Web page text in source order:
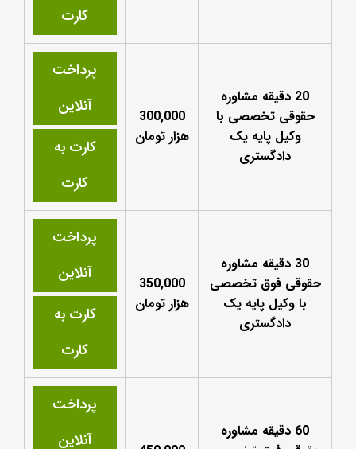
کارت
20 دقیقه مشاوره
حقوقی تخصصی با
وکیل پایه یک
دادگستری
300,000
هزار تومان
پرداخت
آنلاین
کارت به
کارت
30 دقیقه مشاوره
حقوقی فوق تخصصی
با وکیل پایه یک
دادگستری
350,000
هزار تومان
پرداخت
آنلاین
کارت به
کارت
60 دقیقه مشاوره
پرداخت
آنلاین